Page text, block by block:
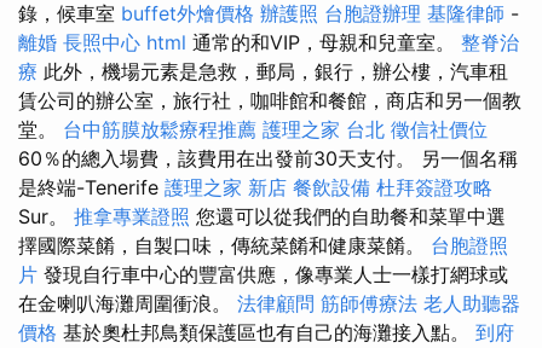
錄，候車室 buffet外燴價格 辦護照 台胞證辦理 基隆律師 -
離婚 長照中心 html 通常的和VIP，母親和兒童室。 整脊治
療 此外，機場元素是急救，郵局，銀行，辦公樓，汽車租
賃公司的辦公室，旅行社，咖啡館和餐館，商店和另一個教
堂。 台中筋膜放鬆療程推薦 護理之家 台北 徵信社價位
60％的總入場費，該費用在出發前30天支付。 另一個名稱
是終端-Tenerife 護理之家 新店 餐飲設備 杜拜簽證攻略
Sur。 推拿專業證照 您還可以從我們的自助餐和菜單中選
擇國際菜餚，自製口味，傳統菜餚和健康菜餚。 台胞證照
片 發現自行車中心的豐富供應，像專業人士一樣打網球或
在金喇叭海灘周圍衝浪。 法律顧問 筋師傅療法 老人助聽器
價格 基於奧杜邦鳥類保護區也有自己的海灘接入點。 到府